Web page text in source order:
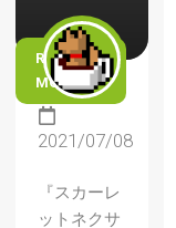
READ
MORE
2021/07/08
『スカーレ
ットネクサ